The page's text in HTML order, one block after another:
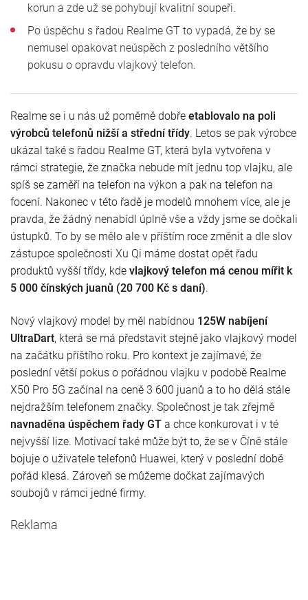
korun a zde už se pohybují kvalitní soupeři.
Po úspěchu s řadou Realme GT to vypadá, že by se
nemusel opakovat neúspěch z posledního většího
pokusu o opravdu vlajkový telefon.
Realme se i u nás už poměrně dobře etablovalo na poli
výrobců telefonů nižší a střední třídy. Letos se pak výrobce
ukázal také s řadou Realme GT, která byla vytvořena v
rámci strategie, že značka nebude mít jednu top vlajku, ale
spíš se zaměří na telefon na výkon a pak na telefon na
focení. Nakonec v této řadě je modelů mnohem více, ale je
pravda, že žádný nenabídl úplně vše a vždy jsme se dočkali
ústupků. To by se mělo ale v příštím roce změnit a dle slov
zástupce společnosti Xu Qi máme dostat opět řadu
produktů vyšší třídy, kde vlajkový telefon má cenou mířit k
5 000 čínských juanů (20 700 Kč s daní).
Nový vlajkový model by měl nabídnou 125W nabíjení
UltraDart, která se má představit stejně jako vlajkový model
na začátku příštího roku. Pro kontext je zajímavé, že
poslední větší pokus o pořádnou vlajku v podobě Realme
X50 Pro 5G začínal na ceně 3 600 juanů a to ho dělá stále
nejdražším telefonem značky. Společnost je tak zřejmě
navnaděna úspěchem řady GT a chce konkurovat i v té
nejvyšší lize. Motivací také může být to, že se v Číně stále
bojuje o uživatele telefonů Huawei, který v poslední době
pořád klesá. Zároveň se můžeme dočkat zajímavých
soubojů v rámci jedné firmy.
Reklama